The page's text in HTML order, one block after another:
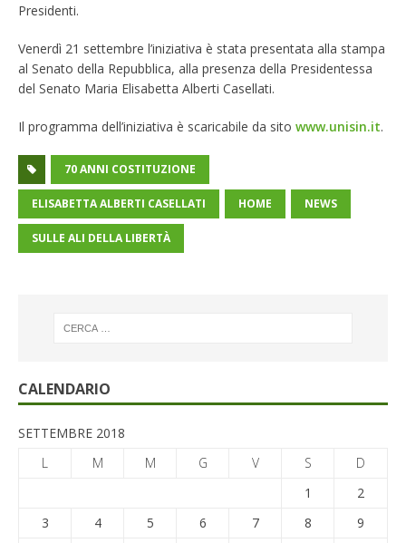
Presidenti.
Venerdì 21 settembre l’iniziativa è stata presentata alla stampa
al Senato della Repubblica, alla presenza della Presidentessa
del Senato Maria Elisabetta Alberti Casellati.
Il programma dell’iniziativa è scaricabile da sito www.unisin.it.
70 ANNI COSTITUZIONE
ELISABETTA ALBERTI CASELLATI HOME NEWS
SULLE ALI DELLA LIBERTÀ
CALENDARIO
SETTEMBRE 2018
L
M M G V S
D
1
2
3
4 5 6 7 8
9